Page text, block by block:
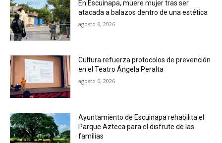
En Escuinapa, muere mujer tras ser
atacada a balazos dentro de una estética
agosto 6, 2026
Cultura refuerza protocolos de prevención
en el Teatro Ángela Peralta
agosto 6, 2026
Ayuntamiento de Escuinapa rehabilita el
Parque Azteca para el disfrute de las
familias